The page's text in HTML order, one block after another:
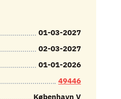
01-03-2027
02-03-2027
01-01-2026
49446
København V